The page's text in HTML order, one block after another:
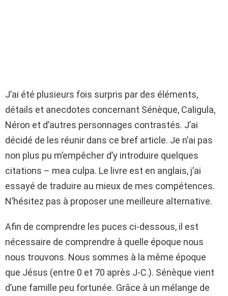
J’ai été plusieurs fois surpris par des éléments,
détails et anecdotes concernant Sénèque, Caligula,
Néron et d’autres personnages contrastés. J’ai
décidé de les réunir dans ce bref article. Je n’ai pas
non plus pu m’empêcher d’y introduire quelques
citations – mea culpa. Le livre est en anglais, j’ai
essayé de traduire au mieux de mes compétences.
N’hésitez pas à proposer une meilleure alternative.
Afin de comprendre les puces ci-dessous, il est
nécessaire de comprendre à quelle époque nous
nous trouvons. Nous sommes à la même époque
que Jésus (entre 0 et 70 après J-C.). Sénèque vient
d’une famille peu fortunée. Grâce à un mélange de